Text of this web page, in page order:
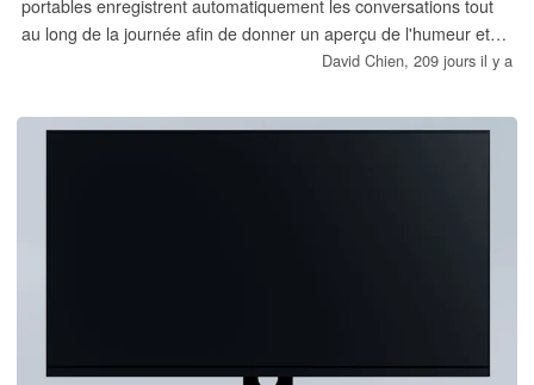
portables enregistrent automatiquement les conversations tout
au long de la journée afin de donner un aperçu de l'humeur et
des relations du porteur et de l'aider à vivre en pleine
David Chien, 209 jours il y a